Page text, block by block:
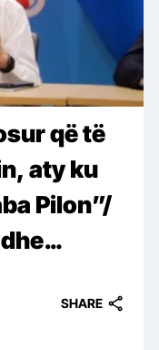
që të
aty ku
Pilon”/
SHARE